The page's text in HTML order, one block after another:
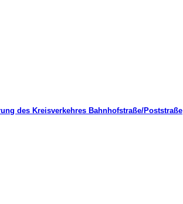
des Kreisverkehres Bahnhofstraße/Poststraße